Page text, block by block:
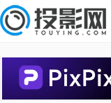
HDMI版本对比